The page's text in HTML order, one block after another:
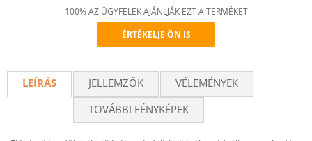
Recommend
100% AZ ÜGYFELEK AJÁNLJÁK EZT A TERMÉKET
ÉRTÉKELJE ÖN IS
LEÍRÁS JELLEMZŐK
VÉLEMÉNYEK
TOVÁBBI FÉNYKÉPEK